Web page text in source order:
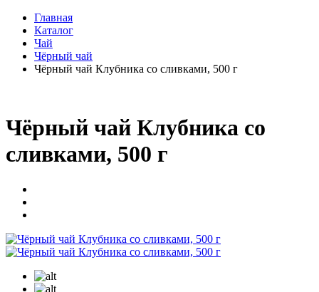
Главная
Каталог
Чай
Чёрный чай
Чёрный чай Клубника со сливками, 500 г
Чёрный чай Клубника со
сливками, 500 г